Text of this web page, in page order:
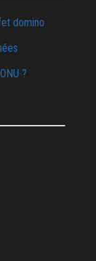
domino
?